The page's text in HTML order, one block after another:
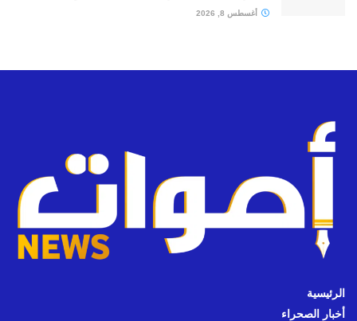
أغسطس 8, 2026
الرئيسية
أخبار الصحراء